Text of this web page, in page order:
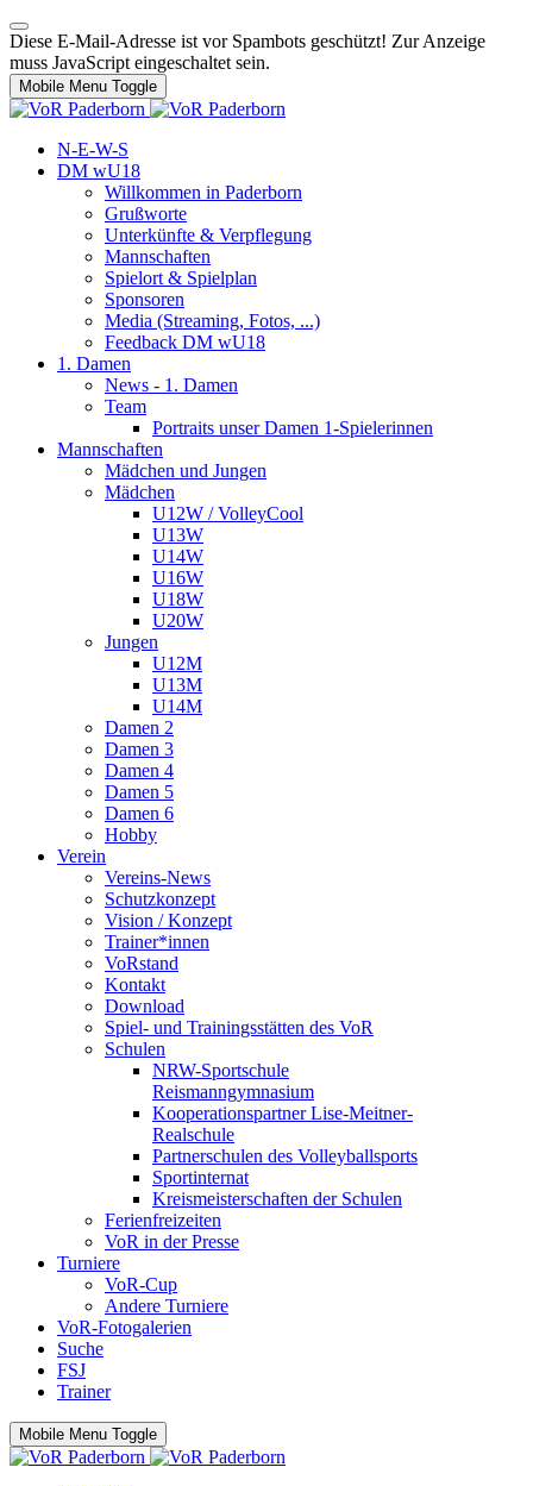
Diese E-Mail-Adresse ist vor Spambots geschützt! Zur Anzeige
muss JavaScript eingeschaltet sein.
Mobile Menu Toggle
N-E-W-S
DM wU18
Willkommen in Paderborn
Grußworte
Unterkünfte & Verpflegung
Mannschaften
Spielort & Spielplan
Sponsoren
Media (Streaming, Fotos, ...)
Feedback DM wU18
1. Damen
News - 1. Damen
Team
Portraits unser Damen 1-Spielerinnen
Mannschaften
Mädchen und Jungen
Mädchen
U12W / VolleyCool
U13W
U14W
U16W
U18W
U20W
Jungen
U12M
U13M
U14M
Damen 2
Damen 3
Damen 4
Damen 5
Damen 6
Hobby
Verein
Vereins-News
Schutzkonzept
Vision / Konzept
Trainer*innen
VoRstand
Kontakt
Download
Spiel- und Trainingsstätten des VoR
Schulen
NRW-Sportschule
Reismanngymnasium
Kooperationspartner Lise-Meitner-
Realschule
Partnerschulen des Volleyballsports
Sportinternat
Kreismeisterschaften der Schulen
Ferienfreizeiten
VoR in der Presse
Turniere
VoR-Cup
Andere Turniere
VoR-Fotogalerien
Suche
FSJ
Trainer
Mobile Menu Toggle